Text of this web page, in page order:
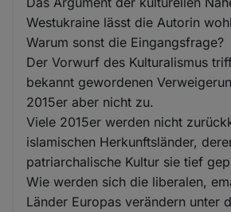
Westukraine lässt die Autorin
Warum sonst die Eingangsfrage?
Der Vorwurf des Kulturalismus
bekannt gewordenen
2015er aber nicht zu.
Viele 2015er werden nicht
islamischen Herkunftsländer,
patriarchalische Kultur sie tief
Wie werden sich die liberalen,
Länder Europas verändern unter